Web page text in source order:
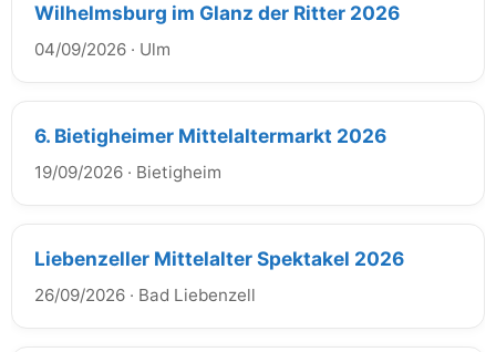
Wilhelmsburg im Glanz der Ritter 2026
04/09/2026 · Ulm
6. Bietigheimer Mittelaltermarkt 2026
19/09/2026 · Bietigheim
Liebenzeller Mittelalter Spektakel 2026
26/09/2026 · Bad Liebenzell